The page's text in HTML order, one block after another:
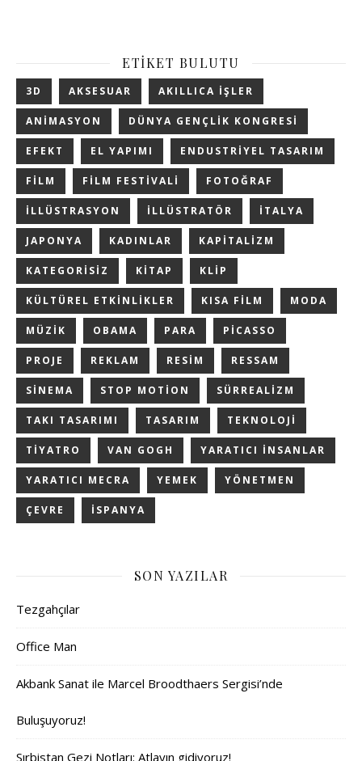
ETIKET BULUTU
3D AKSESUAR AKILLICA IŞLER
ANIMASYON DÜNYA GENÇLIK KONGRESI
EFEKT EL YAPIMI ENDUSTRIYEL TASARIM
FILM FILM FESTIVALI FOTOĞRAF
ILLÜSTRASYON ILLÜSTRATÖR ITALYA
JAPONYA KADINLAR KAPITALIZM
KATEGORISIZ KITAP KLIP
KÜLTÜREL ETKINLIKLER KISA FILM MODA
MÜZIK OBAMA PARA PICASSO
PROJE REKLAM RESIM RESSAM
SINEMA STOP MOTION SÜRREALIZM
TAKI TASARIMI TASARIM TEKNOLOJI
TIYATRO VAN GOGH YARATICI INSANLAR
YARATICI MECRA YEMEK YÖNETMEN
ÇEVRE İSPANYA
SON YAZILAR
Tezgahçılar
Office Man
Akbank Sanat ile Marcel Broodthaers Sergisi’nde
Buluşuyoruz!
Sırbistan Gezi Notları: Atlayın gidiyoruz!